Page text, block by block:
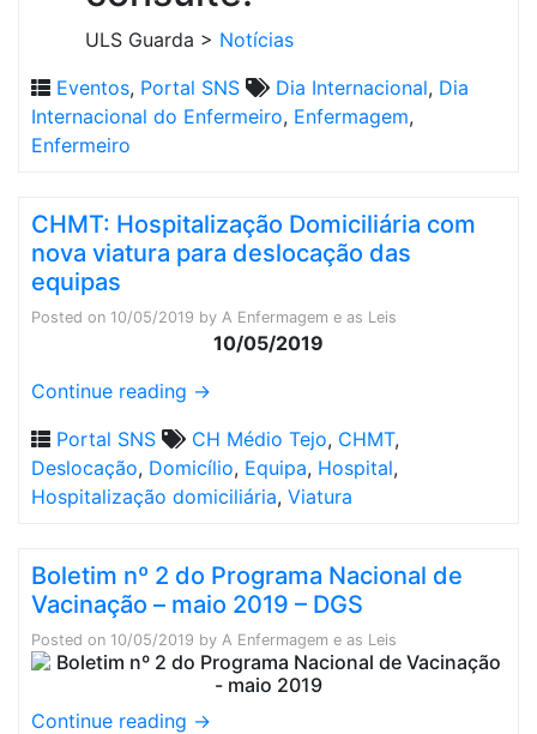
ULS Guarda > Notícias
Eventos, Portal SNS Dia Internacional, Dia
Internacional do Enfermeiro, Enfermagem,
Enfermeiro
CHMT: Hospitalização Domiciliária com
nova viatura para deslocação das
equipas
Posted on 10/05/2019 by A Enfermagem e as Leis
10/05/2019
Continue reading →
Portal SNS
CH Médio Tejo, CHMT,
Deslocação, Domicílio, Equipa, Hospital,
Hospitalização domiciliária, Viatura
Boletim nº 2 do Programa Nacional de
Vacinação – maio 2019 – DGS
Posted on 10/05/2019 by A Enfermagem e as Leis
Continue reading →